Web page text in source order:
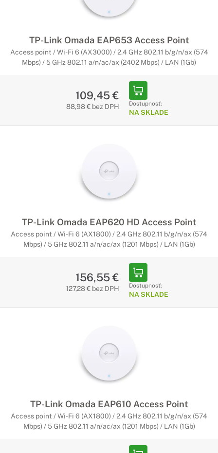
TP-Link Omada EAP653 Access Point
Access point / Wi-Fi 6 (AX3000) / 2.4 GHz 802.11 b/g/n/ax (574
Mbps) / 5 GHz 802.11 a/n/ac/ax (2402 Mbps) / LAN (1Gb)
109,45 €
88,98 € bez DPH Dostupnosť:
NA SKLADE
TP-Link Omada EAP620 HD Access Point
Access point / Wi-Fi 6 (AX1800) / 2.4 GHz 802.11 b/g/n/ax (574
Mbps) / 5 GHz 802.11 a/n/ac/ax (1201 Mbps) / LAN (1Gb)
156,55 €
127,28 € bez DPH Dostupnosť:
NA SKLADE
TP-Link Omada EAP610 Access Point
Access point / Wi-Fi 6 (AX1800) / 2.4 GHz 802.11 b/g/n/ax (574
Mbps) / 5 GHz 802.11 a/n/ac/ax (1201 Mbps) / LAN (1Gb)